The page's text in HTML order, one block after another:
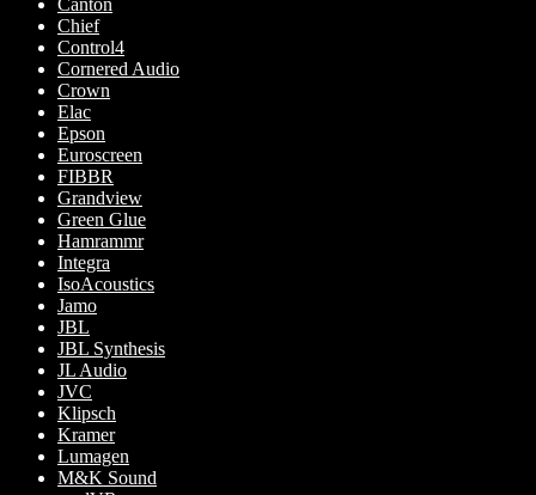
Chief
Control4
Cornered Audio
Crown
Elac
Epson
Euroscreen
FIBBR
Grandview
Green Glue
Hamrammr
Integra
IsoAcoustics
Jamo
JBL
JBL Synthesis
JL Audio
JVC
Klipsch
Kramer
Lumagen
M&K Sound